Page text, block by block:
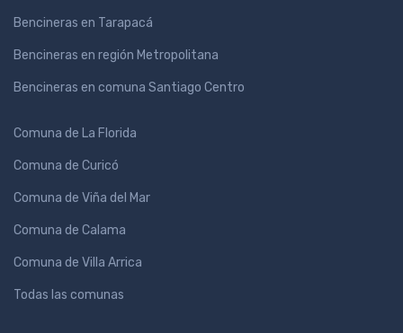
Bencineras en Tarapacá
Bencineras en región Metropolitana
Bencineras en comuna Santiago Centro
Comuna de La Florida
Comuna de Curicó
Comuna de Viña del Mar
Comuna de Calama
Comuna de Villa Arrica
Todas las comunas